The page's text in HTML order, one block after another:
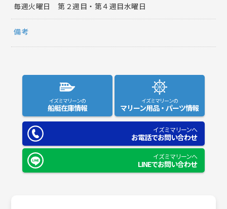
毎週火曜日 第２週目・第４週目水曜日
備考
イズミマリーンの
船艇在庫情報
イズミマリーンの
マリーン用品・パーツ情報
イズミマリーンへ
お電話でお問い合わせ
イズミマリーンへ
LINEでお問い合わせ